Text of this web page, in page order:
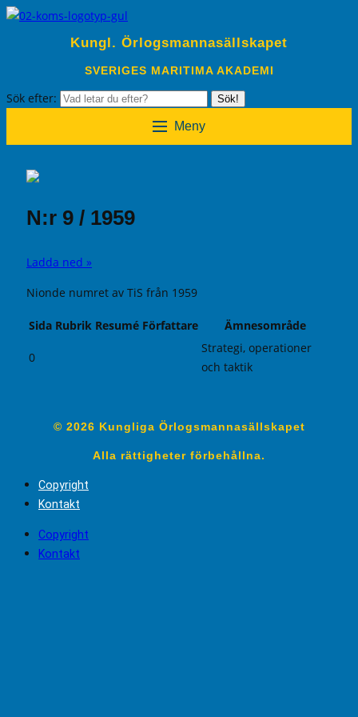
Kungl. Örlogsmannasällskapet
SVERIGES MARITIMA AKADEMI
Sök efter: Sök!
Meny
N:r 9 / 1959
Ladda ned »
Nionde numret av TiS från 1959
Sida Rubrik Resumé Författare Ämnesområde
0
Strategi, operationer
och taktik
© 2026 Kungliga Örlogsmannasällskapet
Alla rättigheter förbehållna.
Copyright
Kontakt
Copyright
Kontakt